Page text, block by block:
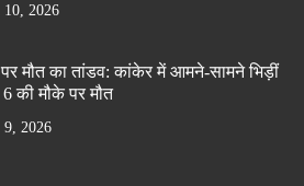
2026
मौत का तांडव: कांकेर में आमने-सामने भिड़ीं
की मौके पर मौत
2026